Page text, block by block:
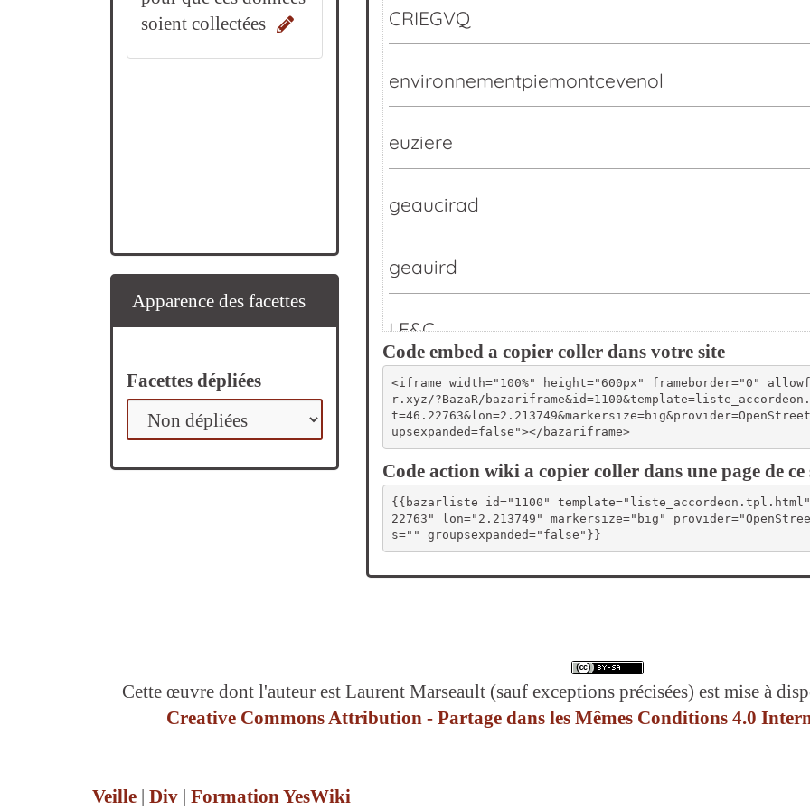
soient collectées
Apparence des facettes
Facettes dépliées
Code embed a copier coller dans votre site
<iframe width="100%" height="600px" frameborder="0"
r.xyz/?BazaR/
upsexpanded=false"></bazariframe>
Code action wiki a copier coller dans une page de ce
{{bazarliste id="1100"
22763" lon="2.213749" markersize="big"
s="" groupsexpanded="false"}}
Cette œuvre dont l'auteur est Laurent Marseault (sauf exceptions précisées) est mise à
Creative Commons Attribution - Partage dans les Mêmes Conditions 4.0
Veille | Div | Formation YesWiki